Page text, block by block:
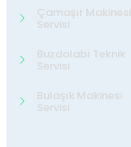
Çamaşır Makinesi
Servisi
Buzdolabı Teknik
Servisi
Bulaşık Makinesi
Servisi